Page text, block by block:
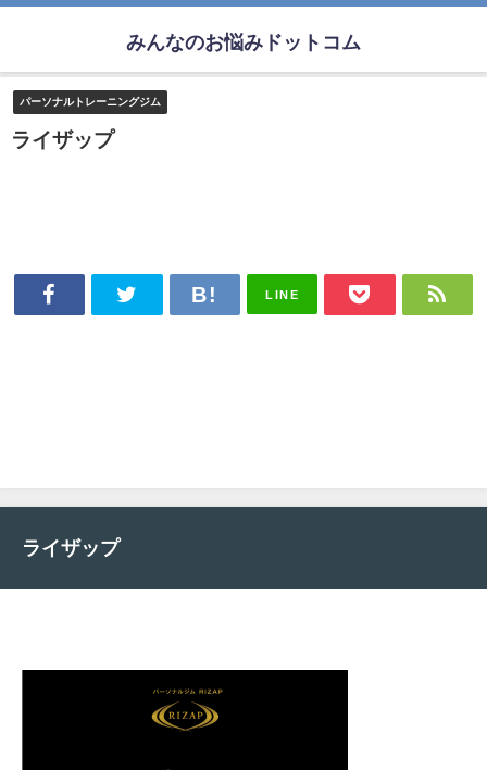
みんなのお悩みドットコム
パーソナルトレーニングジム
ライザップ
LINE
ライザップ